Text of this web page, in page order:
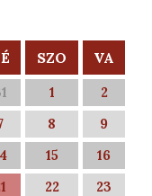
SZO VA
1
2
8
9
15
16
22
23